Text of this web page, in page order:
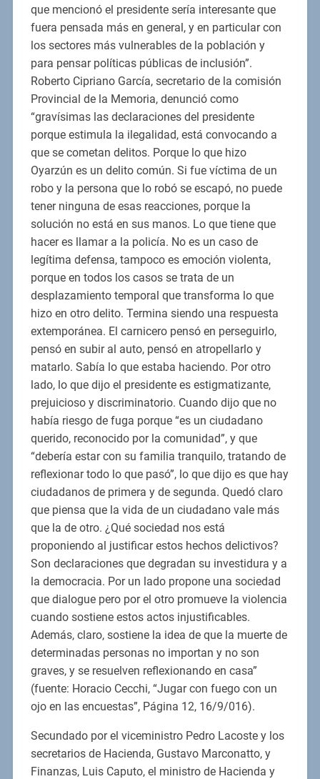
que mencionó el presidente sería interesante que
fuera pensada más en general, y en particular con
los sectores más vulnerables de la población y
para pensar políticas públicas de inclusión”.
Roberto Cipriano García, secretario de la comisión
Provincial de la Memoria, denunció como
“gravísimas las declaraciones del presidente
porque estimula la ilegalidad, está convocando a
que se cometan delitos. Porque lo que hizo
Oyarzún es un delito común. Si fue víctima de un
robo y la persona que lo robó se escapó, no puede
tener ninguna de esas reacciones, porque la
solución no está en sus manos. Lo que tiene que
hacer es llamar a la policía. No es un caso de
legítima defensa, tampoco es emoción violenta,
porque en todos los casos se trata de un
desplazamiento temporal que transforma lo que
hizo en otro delito. Termina siendo una respuesta
extemporánea. El carnicero pensó en perseguirlo,
pensó en subir al auto, pensó en atropellarlo y
matarlo. Sabía lo que estaba haciendo. Por otro
lado, lo que dijo el presidente es estigmatizante,
prejuicioso y discriminatorio. Cuando dijo que no
había riesgo de fuga porque “es un ciudadano
querido, reconocido por la comunidad”, y que
“debería estar con su familia tranquilo, tratando de
reflexionar todo lo que pasó”, lo que dijo es que hay
ciudadanos de primera y de segunda. Quedó claro
que piensa que la vida de un ciudadano vale más
que la de otro. ¿Qué sociedad nos está
proponiendo al justificar estos hechos delictivos?
Son declaraciones que degradan su investidura y a
la democracia. Por un lado propone una sociedad
que dialogue pero por el otro promueve la violencia
cuando sostiene estos actos injustificables.
Además, claro, sostiene la idea de que la muerte de
determinadas personas no importan y no son
graves, y se resuelven reflexionando en casa”
(fuente: Horacio Cecchi, “Jugar con fuego con un
ojo en las encuestas”, Página 12, 16/9/016).
Secundado por el viceministro Pedro Lacoste y los
secretarios de Hacienda, Gustavo Marconatto, y
Finanzas, Luis Caputo, el ministro de Hacienda y